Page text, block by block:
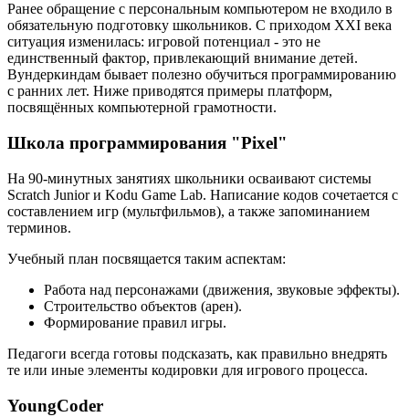
Ранее обращение с персональным компьютером не входило в
обязательную подготовку школьников. С приходом XXI века
ситуация изменилась: игровой потенциал - это не
единственный фактор, привлекающий внимание детей.
Вундеркиндам бывает полезно обучиться программированию
с ранних лет. Ниже приводятся примеры платформ,
посвящённых компьютерной грамотности.
Школа программирования "Pixel"
На 90-минутных занятиях школьники осваивают системы
Scratch Junior и Kodu Game Lab. Написание кодов сочетается с
составлением игр (мультфильмов), а также запоминанием
терминов.
Учебный план посвящается таким аспектам:
Работа над персонажами (движения, звуковые эффекты).
Строительство объектов (арен).
Формирование правил игры.
Педагоги всегда готовы подсказать, как правильно внедрять
те или иные элементы кодировки для игрового процесса.
YoungCoder